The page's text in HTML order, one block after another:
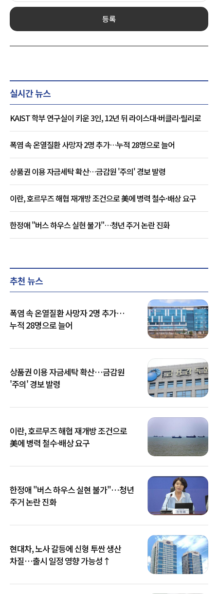
등록
실시간 뉴스
KAIST 학부 연구실이 키운 3인, 12년 뒤 라이스대·버클리·릴리로
폭염 속 온열질환 사망자 2명 추가…누적 28명으로 늘어
상품권 이용 자금세탁 확산…금감원 '주의' 경보 발령
이란, 호르무즈 해협 재개방 조건으로 美에 병력 철수·배상 요구
한정애 "버스 하우스 실현 불가"…청년 주거 논란 진화
추천 뉴스
폭염 속 온열질환 사망자 2명 추가…
누적 28명으로 늘어
상품권 이용 자금세탁 확산…금감원
'주의' 경보 발령
이란, 호르무즈 해협 재개방 조건으로
美에 병력 철수·배상 요구
한정애 "버스 하우스 실현 불가"…청년
주거 논란 진화
현대차, 노사 갈등에 신형 투싼 생산
차질…출시 일정 영향 가능성↑